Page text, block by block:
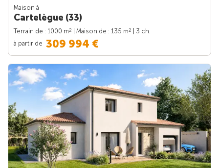
Maison à
Cartelègue (33)
Terrain de : 1000 m2 | Maison de : 135 m2
| 3 ch.
à partir de 309 994 €